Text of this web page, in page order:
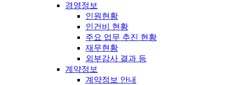
경영정보
인원현황
인건비 현황
주요 업무 추진 현황
재무현황
외부감사 결과 등
계약정보
계약정보 안내